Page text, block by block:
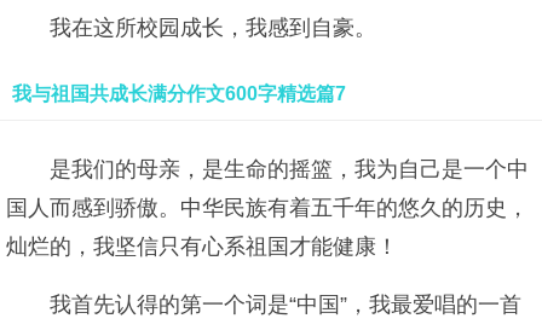
我在这所校园成长，我感到自豪。
我与祖国共成长满分作文600字精选篇7
是我们的母亲，是生命的摇篮，我为自己是一个中
国人而感到骄傲。中华民族有着五千年的悠久的历史，
灿烂的，我坚信只有心系祖国才能健康！
我首先认得的第一个词是“中国”，我最爱唱的一首